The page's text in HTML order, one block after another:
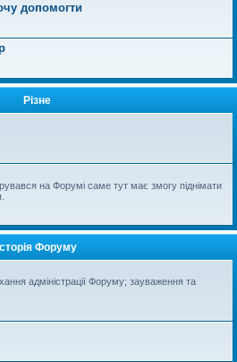
допомогти
Різне
на Форумі саме тут має змогу піднімати
Історія Форуму
адміністрації Форуму; зауваження та